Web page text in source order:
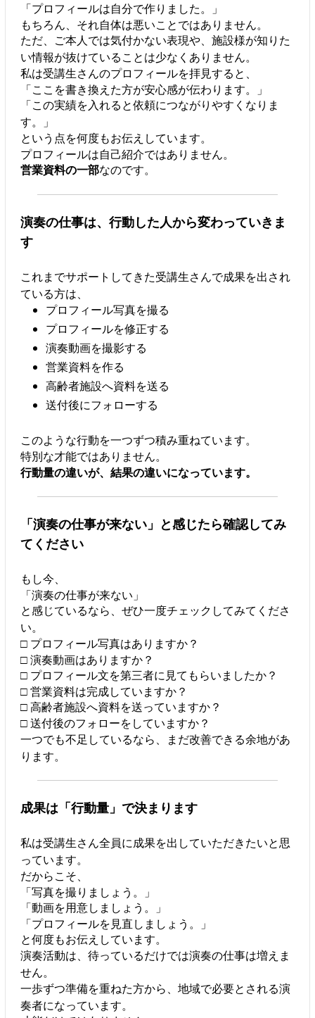
「プロフィールは自分で作りました。」
もちろん、それ自体は悪いことではありません。
ただ、ご本人では気付かない表現や、施設様が知りた
い情報が抜けていることは少なくありません。
私は受講生さんのプロフィールを拝見すると、
「ここを書き換えた方が安心感が伝わります。」
「この実績を入れると依頼につながりやすくなりま
す。」
という点を何度もお伝えしています。
プロフィールは自己紹介ではありません。
営業資料の一部なのです。
演奏の仕事は、行動した人から変わっていきま
す
これまでサポートしてきた受講生さんで成果を出され
ている方は、
プロフィール写真を撮る
プロフィールを修正する
演奏動画を撮影する
営業資料を作る
高齢者施設へ資料を送る
送付後にフォローする
このような行動を一つずつ積み重ねています。
特別な才能ではありません。
行動量の違いが、結果の違いになっています。
「演奏の仕事が来ない」と感じたら確認してみ
てください
もし今、
「演奏の仕事が来ない」
と感じているなら、ぜひ一度チェックしてみてくださ
い。
□ プロフィール写真はありますか？
□ 演奏動画はありますか？
□ プロフィール文を第三者に見てもらいましたか？
□ 営業資料は完成していますか？
□ 高齢者施設へ資料を送っていますか？
□ 送付後のフォローをしていますか？
一つでも不足しているなら、まだ改善できる余地があ
ります。
成果は「行動量」で決まります
私は受講生さん全員に成果を出していただきたいと思
っています。
だからこそ、
「写真を撮りましょう。」
「動画を用意しましょう。」
「プロフィールを見直しましょう。」
と何度もお伝えしています。
演奏活動は、待っているだけでは演奏の仕事は増えま
せん。
一歩ずつ準備を重ねた方から、地域で必要とされる演
奏者になっています。